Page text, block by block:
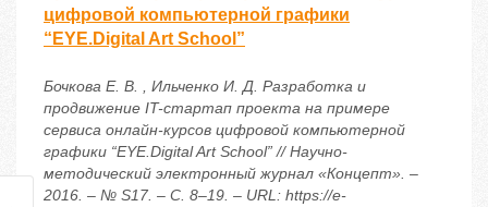
цифровой компьютерной графики
“EYE.Digital Art School”
Бочкова Е. В. , Ильченко И. Д. Разработка и
продвижение IT-стартап проекта на примере
сервиса онлайн-курсов цифровой компьютерной
графики “EYE.Digital Art School” // Научно-
методический электронный журнал «Концепт». –
2016. – № S17. – С. 8–19. – URL: https://e-